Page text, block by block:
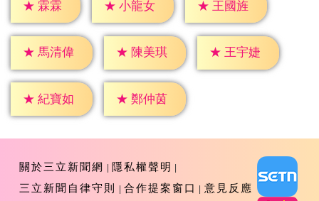
★ 霖霖 ★ 小龍女 ★ 王國旌
★ 馬清偉 ★ 陳美琪 ★ 王宇婕
★ 紀寶如 ★ 鄭仲茵
關於三立新聞網
隱私權聲明
三立新聞自律守則
合作提案窗口 意見反應